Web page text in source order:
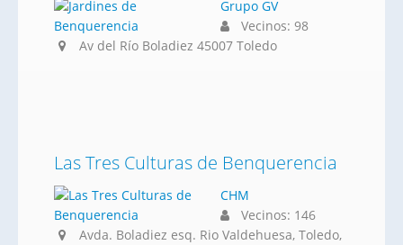
Grupo GV
Vecinos: 98
Av del Río Boladiez 45007 Toledo
Las Tres Culturas de Benquerencia
CHM
Vecinos: 146
Avda. Boladiez esq. Rio Valdehuesa, Toledo,